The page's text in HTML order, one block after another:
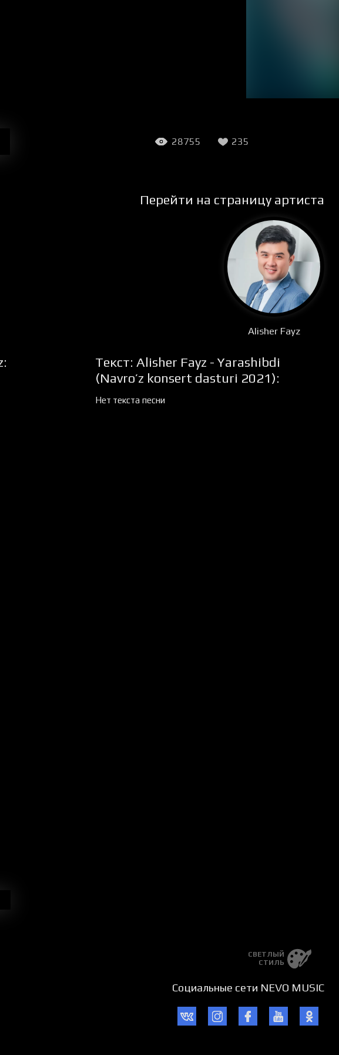
28755 235
Перейти на страницу артиста
Alisher Fayz
Текст: Alisher Fayz - Yarashibdi
(Navro’z konsert dasturi 2021):
Нет текста песни
СВЕТЛЫЙ
СТИЛЬ
Социальные сети NEVO MUSIC